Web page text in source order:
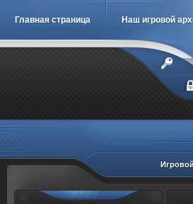
Главная страница Наш игровой